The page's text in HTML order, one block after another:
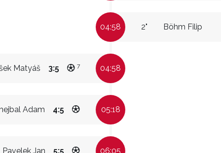
04:58 Böhm Filip
2"
Matyáš 3:5 7 04:58
Adam 4:5 05:18
Pavelek Jan 5:5 06:05